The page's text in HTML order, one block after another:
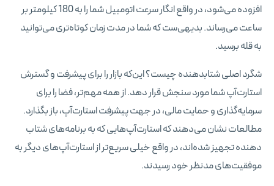
افزوده می‌شود، در واقع انگار سرعت اتومبیل شما را به 180 کیلومتر بر
ساعت می‌رساند. بدیهی‌ست که شما در مدت زمان کوتاه‌تری می‌توانید
به قله برسید.
شگرد اصلی شتابدهنده چیست؟ این‌که بازار را برای پیشرفت و گسترش
استارت‌آپ شما مورد سنجش قرار دهد. از همه مهم‌تر، فضا را برای
سرمایه‌گذاری و حمایت مالی، در جهت پیشرفت استارت‌آپ، باز بگذارد.
مطالعات نشان می‌دهند که استارت‌آپ‌هایی که به برنامه‌های شتاب
دهنده تجهیز شده‌اند، در واقع خیلی سریع‌تر از استارت‌آپ‌های دیگر به
موفقیت‌های مدنظر خود رسیدند.